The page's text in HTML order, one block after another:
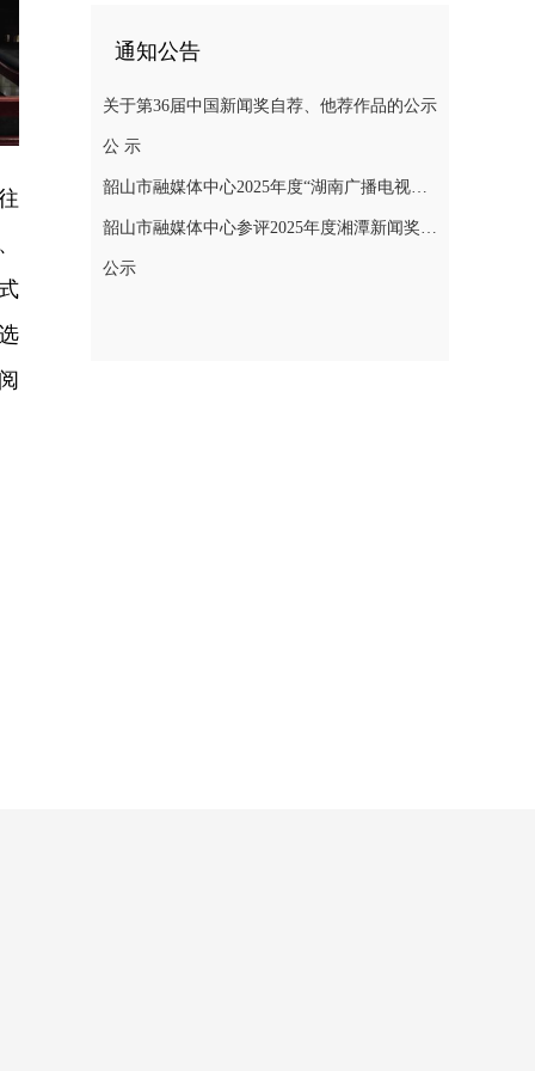
通知公告
关于第36届中国新闻奖自荐、他荐作品的公示
公 示
韶山市融媒体中心2025年度“湖南广播电视奖”县融专项奖参评作品公示
韶山市融媒体中心参评2025年度湘潭新闻奖评选作品公示
公示